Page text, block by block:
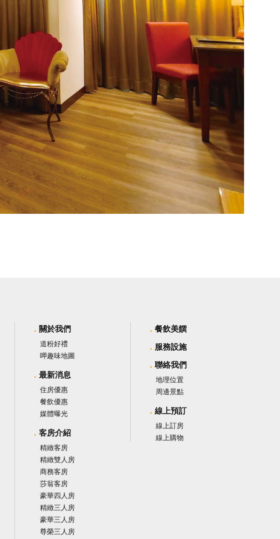
關於我們
道粉好禮
呷趣味地圖
最新消息
住房優惠
餐飲優惠
媒體曝光
客房介紹
精緻客房
精緻雙人房
商務客房
莎翁客房
豪華四人房
精緻三人房
豪華三人房
尊榮三人房
餐飲美饌
服務設施
聯絡我們
地理位置
周邊景點
線上預訂
線上訂房
線上購物